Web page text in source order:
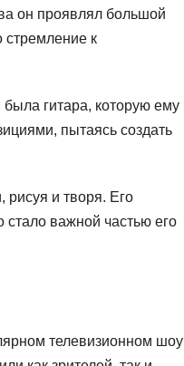
он проявлял большой
стремление к
гитара, которую ему
пытаясь создать
и творя. Его
важной частью его
телевизионном шоу